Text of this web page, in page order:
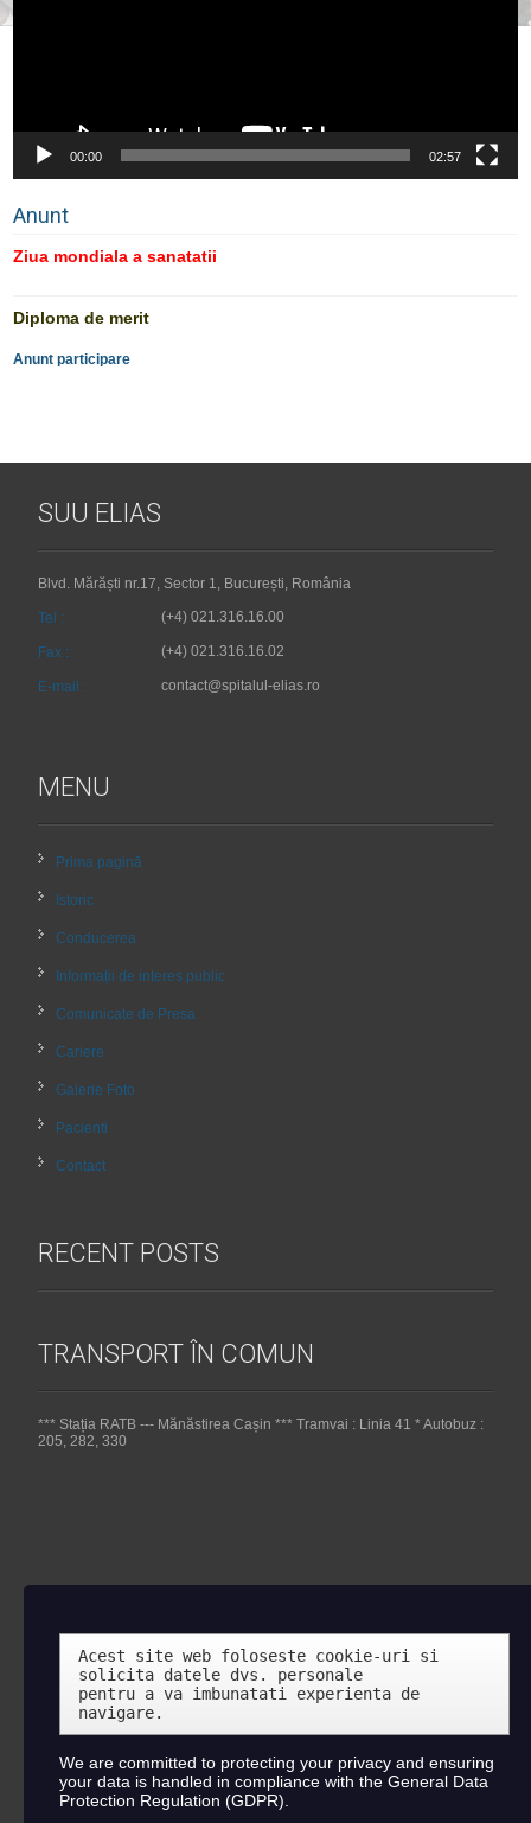
00:00 02:57
Anunt
Ziua mondiala a sanatatii
Diploma de merit
Anunt participare
SUU ELIAS
Blvd. Mărăști nr.17, Sector 1, București, România
Tel : (+4) 021.316.16.00
Fax : (+4) 021.316.16.02
E-mail : contact@spitalul-elias.ro
MENU
Prima pagină
Istoric
Conducerea
Informații de interes public
Comunicate de Presa
Cariere
Galerie Foto
Pacienti
Contact
RECENT POSTS
TRANSPORT ÎN COMUN
*** Stația RATB --- Mănăstirea Cașin *** Tramvai : Linia 41 * Autobuz :
205, 282, 330
Acest site web foloseste cookie-uri si
solicita datele dvs. personale
pentru a va imbunatati experienta de
navigare.
We are committed to protecting your privacy and ensuring
your data is handled in compliance with the General Data
Protection Regulation (GDPR)